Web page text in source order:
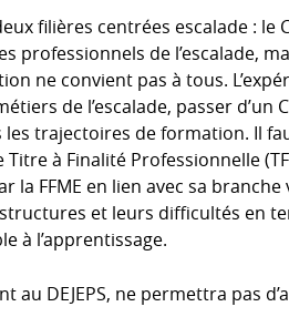
filières centrées escalade : le
professionnels de l’escalade,
ne convient pas à tous.
de l’escalade, passer d’un
trajectoires de formation. Il
à Finalité Professionnelle
FFME en lien avec sa
et leurs difficultés en
à l’apprentissage.
DEJEPS, ne permettra pas